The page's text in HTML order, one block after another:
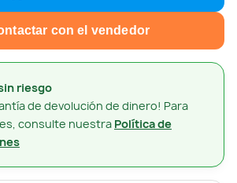
riesgo
de devolución de dinero! Para
consulte nuestra Política de
con el vendedor